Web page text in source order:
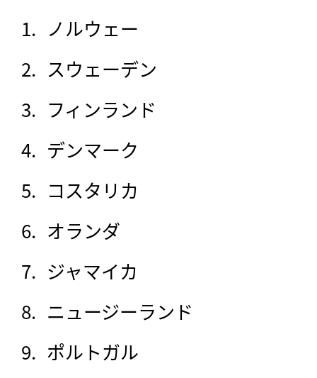
ノルウェー
スウェーデン
フィンランド
デンマーク
コスタリカ
オランダ
ジャマイカ
ニュージーランド
ポルトガル